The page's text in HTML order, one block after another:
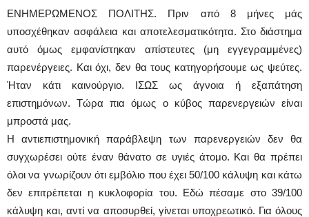
ΕΝΗΜΕΡΩΜΕΝΟΣ ΠΟΛΙΤΗΣ. Πριν από 8 μήνες μάς
υποσχέθηκαν ασφάλεια και αποτελεσματικότητα. Στο διάστημα
αυτό όμως εμφανίστηκαν απίστευτες (μη εγγεγραμμένες)
παρενέργειες. Και όχι, δεν θα τους κατηγορήσουμε ως ψεύτες.
Ήταν κάτι καινούργιο. ΙΣΩΣ ως άγνοια ή εξαπάτηση
επιστημόνων. Τώρα πια όμως ο κύβος παρενεργειών είναι
μπροστά μας.
Η αντιεπιστημονική παράβλεψη των παρενεργειών δεν θα
συγχωρέσει ούτε έναν θάνατο σε υγιές άτομο. Και θα πρέπει
όλοι να γνωρίζουν ότι εμβόλιο που έχει 50/100 κάλυψη και κάτω
δεν επιτρέπεται η κυκλοφορία του. Εδώ πέσαμε στο 39/100
κάλυψη και, αντί να αποσυρθεί, γίνεται υποχρεωτικό. Για όλους